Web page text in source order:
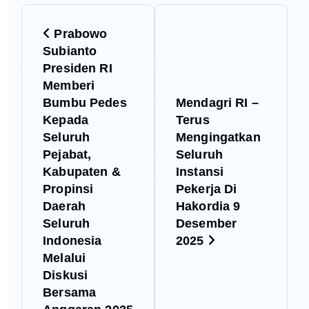
Prabowo
Subianto
Presiden RI
Memberi
Bumbu Pedes
Kepada
Seluruh
Pejabat,
Kabupaten &
Propinsi
Daerah
Seluruh
Indonesia
Melalui
Diskusi
Bersama
Mendagri RI –
Terus
Mengingatkan
Seluruh
Instansi
Pekerja Di
Hakordia 9
Desember
2025